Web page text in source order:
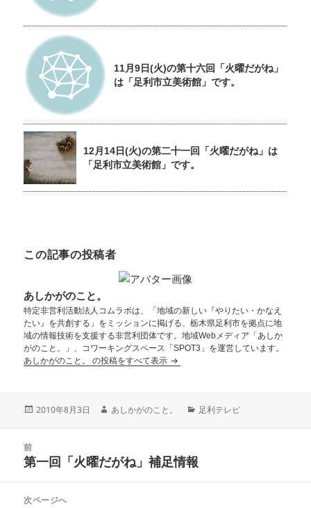
11月9日(火)の第十六回「火曜だがね」
は「足利市立美術館」です。
12月14日(火)の第二十一回「火曜だがね」は
「足利市立美術館」です。
この記事の投稿者
あしかがのこと。
特定非営利活動法人コムラボは、「地域の新しい『やりたい・かなえ
たい』を共創する」をミッションに掲げる、栃木県足利市を拠点に地
域の情報技術を支援する非営利団体です。地域Webメディア「あしか
がのこと。」、コワーキングスペース「SPOT3」を運営しています。
あしかがのこと。 の投稿をすべて表示
2010年8月3日 あしかがのこと。 足利テレビ
前
第一回「火曜だがね」補足情報
次ページへ